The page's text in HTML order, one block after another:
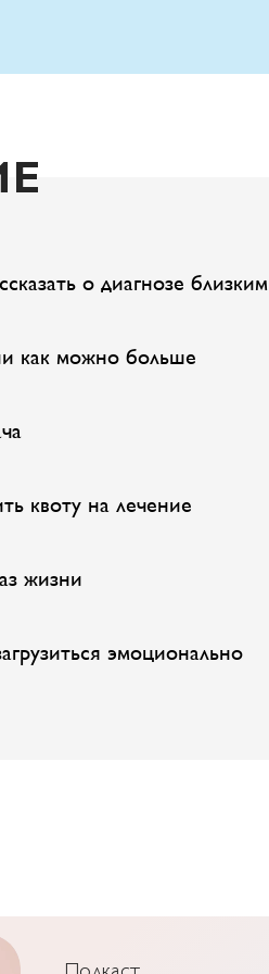
о диагнозе близким
как можно больше
квоту на лечение
жизни
эмоционально